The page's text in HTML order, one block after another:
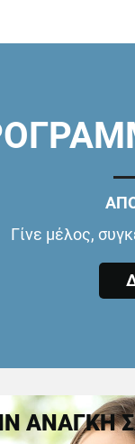
Γίνε μέλος,
ΑΝΑΓΚΗ